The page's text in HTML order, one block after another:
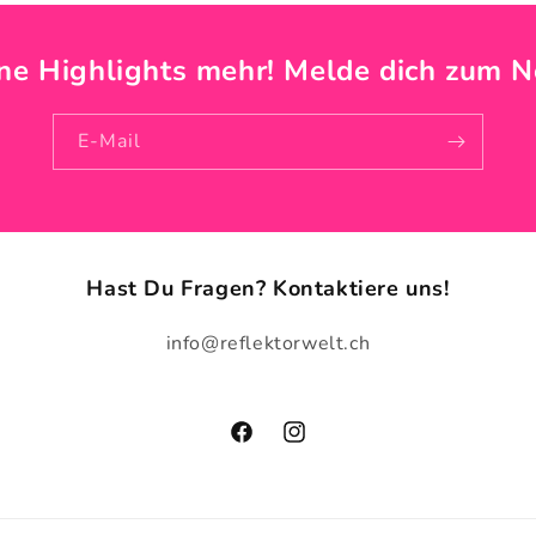
Highlights mehr! Melde dich zum
E-Mail
Hast Du Fragen? Kontaktiere uns!
info@reflektorwelt.ch
FacebookInstagram